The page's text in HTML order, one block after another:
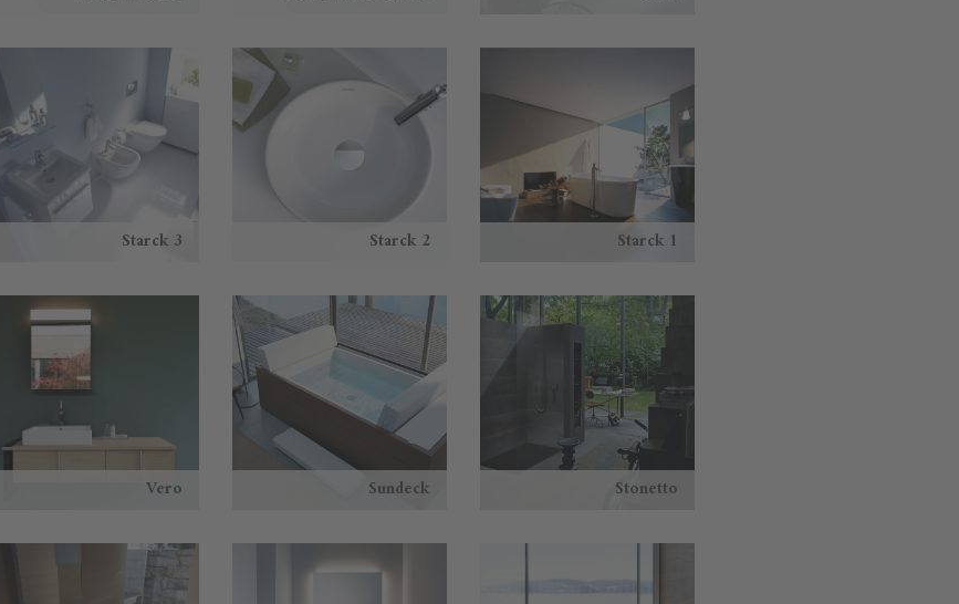
Starck 1
Starck 2
Starck 3
Stonetto
Sundeck
Vero